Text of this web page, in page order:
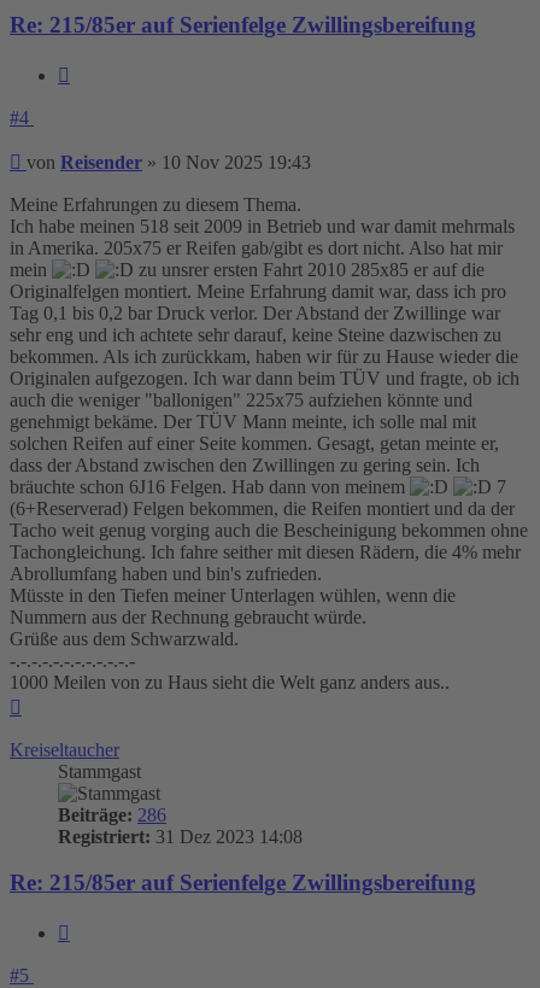
Re: 215/85er auf Serienfelge Zwillingsbereifung
#4
Beitrag
von Reisender » 10 Nov 2025 19:43
Meine Erfahrungen zu diesem Thema.
Ich habe meinen 518 seit 2009 in Betrieb und war damit mehrmals
in Amerika. 205x75 er Reifen gab/gibt es dort nicht. Also hat mir
mein
zu unsrer ersten Fahrt 2010 285x85 er auf die
Originalfelgen montiert. Meine Erfahrung damit war, dass ich pro
Tag 0,1 bis 0,2 bar Druck verlor. Der Abstand der Zwillinge war
sehr eng und ich achtete sehr darauf, keine Steine dazwischen zu
bekommen. Als ich zurückkam, haben wir für zu Hause wieder die
Originalen aufgezogen. Ich war dann beim TÜV und fragte, ob ich
auch die weniger "ballonigen" 225x75 aufziehen könnte und
genehmigt bekäme. Der TÜV Mann meinte, ich solle mal mit
solchen Reifen auf einer Seite kommen. Gesagt, getan meinte er,
dass der Abstand zwischen den Zwillingen zu gering sein. Ich
bräuchte schon 6J16 Felgen. Hab dann von meinem
7
(6+Reserverad) Felgen bekommen, die Reifen montiert und da der
Tacho weit genug vorging auch die Bescheinigung bekommen ohne
Tachongleichung. Ich fahre seither mit diesen Rädern, die 4% mehr
Abrollumfang haben und bin's zufrieden.
Müsste in den Tiefen meiner Unterlagen wühlen, wenn die
Nummern aus der Rechnung gebraucht würde.
Grüße aus dem Schwarzwald.
-.-.-.-.-.-.-.-.-.-.-.-
1000 Meilen von zu Haus sieht die Welt ganz anders aus..
Kreiseltaucher
Stammgast
Beiträge: 286
Registriert: 31 Dez 2023 14:08
Re: 215/85er auf Serienfelge Zwillingsbereifung
#5